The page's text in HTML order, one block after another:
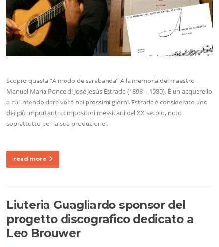
Scopro questa “A modo de sarabanda” A la memoria del maestro
Manuel Maria Ponce di José Jesús Estrada (1898 – 1980). È un acquerello
a cui intendo dare voce nei prossimi giorni. Estrada è considerato uno
dei più importanti compositori messicani del XX secolo, noto
soprattutto per la sua produzione…
read more
Liuteria Guagliardo sponsor del
progetto discografico dedicato a
Leo Brouwer